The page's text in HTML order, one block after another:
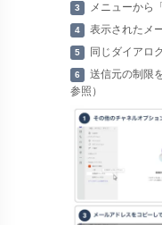
3 メニューから「
4 表示されたメ
5 同じダイアロ
6 送信元の制限
参照）